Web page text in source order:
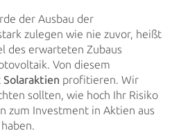
der Ausbau der
zulegen wie nie zuvor, heißt
des erwarteten Zubaus
Von diesem
Solaraktien profitieren. Wir
sollten, wie hoch Ihr Risiko
zum Investment in Aktien aus